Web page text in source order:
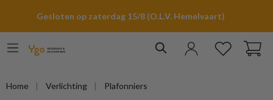
Gesloten op zaterdag 15/8 (O.L.V. Hemelvaart)
Home Verlichting Plafonniers